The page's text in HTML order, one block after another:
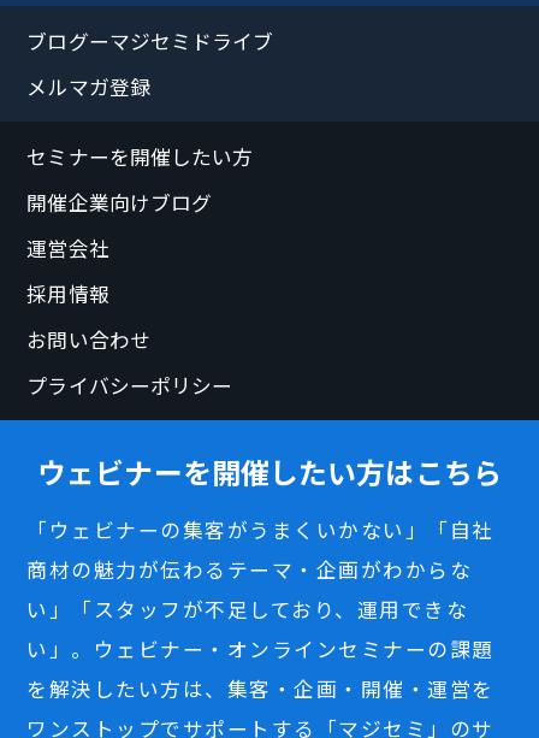
ブログーマジセミドライブ
メルマガ登録
セミナーを開催したい方
開催企業向けブログ
運営会社
採用情報
お問い合わせ
プライバシーポリシー
ウェビナーを開催したい方はこちら
「ウェビナーの集客がうまくいかない」「自社
商材の魅力が伝わるテーマ・企画がわからな
い」「スタッフが不足しており、運用できな
い」。ウェビナー・オンラインセミナーの課題
を解決したい方は、集客・企画・開催・運営を
ワンストップでサポートする「マジセミ」のサ